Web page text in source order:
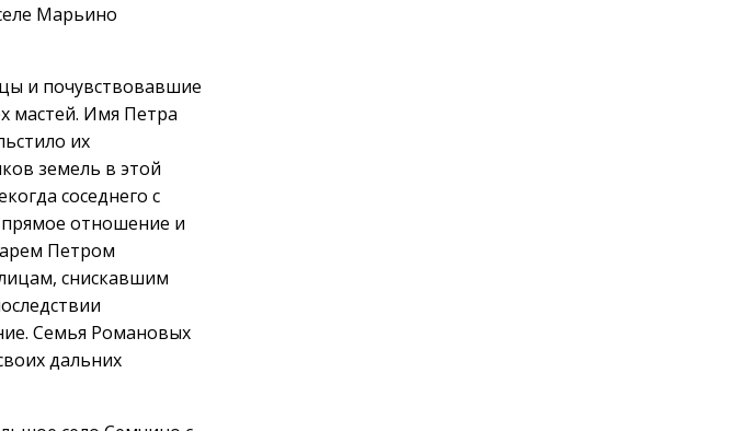
Марьино
и почувствовавшие
мастей. Имя Петра
их
земель в этой
соседнего с
отношение и
Петром
снискавшим
Семья Романовых
дальних